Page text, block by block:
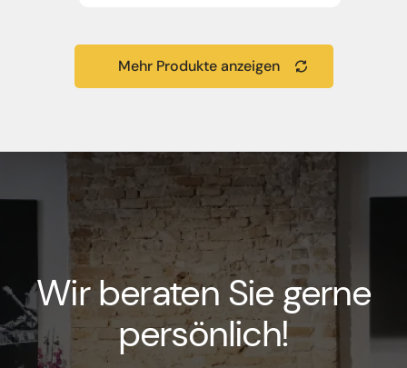
Mehr Produkte anzeigen
Wir beraten Sie gerne
persönlich!